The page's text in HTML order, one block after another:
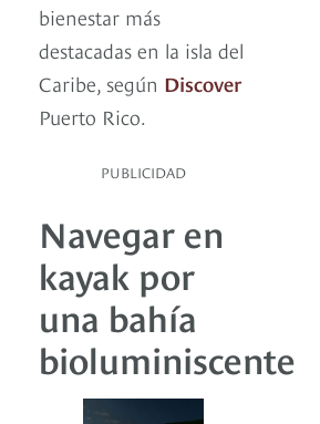
bienestar más
destacadas en la isla del
Caribe, según Discover
Puerto Rico.
PUBLICIDAD
Navegar en
kayak por
una bahía
bioluminiscente